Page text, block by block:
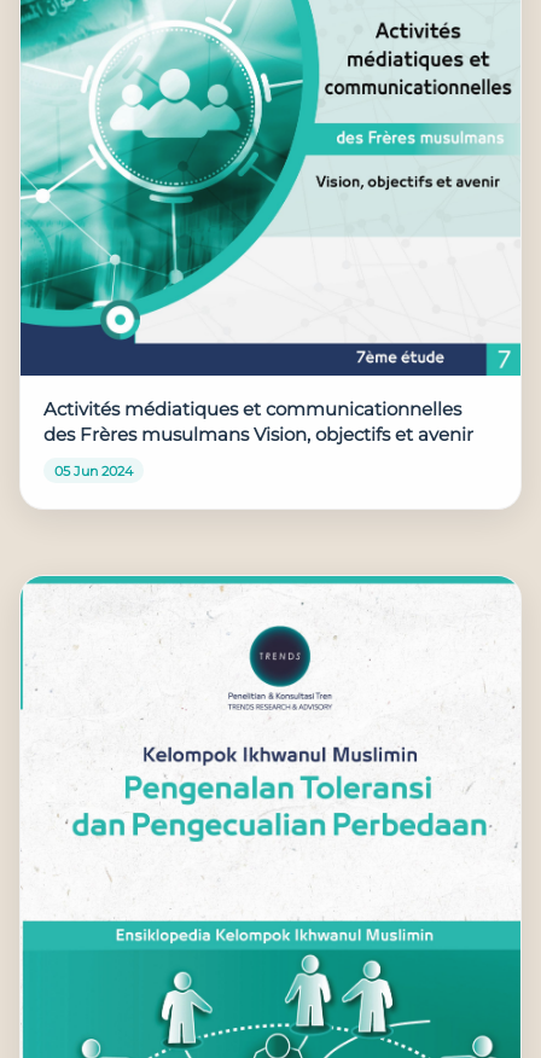
Activités médiatiques et communicationnelles
des Frères musulmans Vision, objectifs et avenir
05 Jun 2024